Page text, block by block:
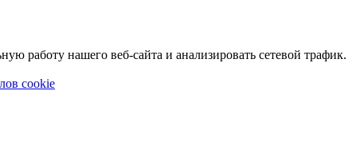
работу нашего веб-сайта и анализировать сетевой трафик.
cookie